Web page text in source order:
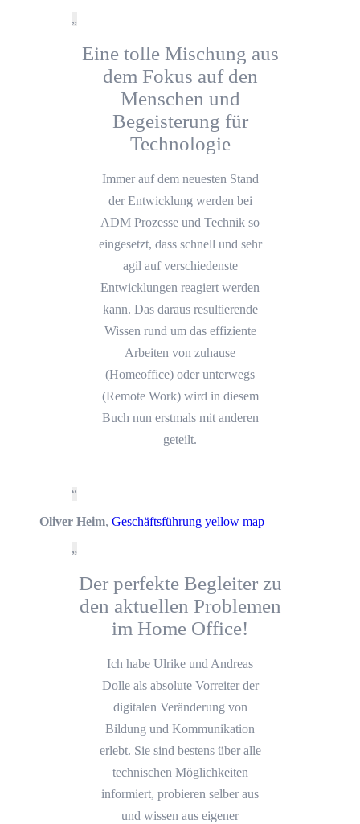
Eine tolle Mischung aus
dem Fokus auf den
Menschen und
Begeisterung für
Technologie
Immer auf dem neuesten Stand
der Entwicklung werden bei
ADM Prozesse und Technik so
eingesetzt, dass schnell und sehr
agil auf verschiedenste
Entwicklungen reagiert werden
kann. Das daraus resultierende
Wissen rund um das effiziente
Arbeiten von zuhause
(Homeoffice) oder unterwegs
(Remote Work) wird in diesem
Buch nun erstmals mit anderen
geteilt.
Oliver Heim,Geschäftsführung yellow map
Der perfekte Begleiter zu
den aktuellen Problemen
im Home Office!
Ich habe Ulrike und Andreas
Dolle als absolute Vorreiter der
digitalen Veränderung von
Bildung und Kommunikation
erlebt. Sie sind bestens über alle
technischen Möglichkeiten
informiert, probieren selber aus
und wissen aus eigener